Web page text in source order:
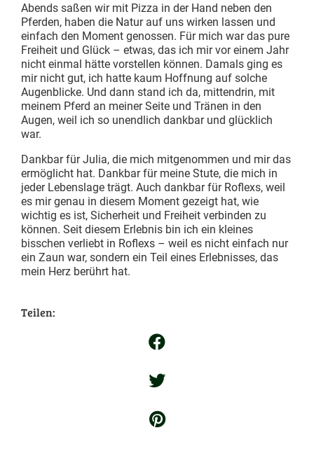
Abends saßen wir mit Pizza in der Hand neben den
Pferden, haben die Natur auf uns wirken lassen und
einfach den Moment genossen. Für mich war das pure
Freiheit und Glück – etwas, das ich mir vor einem Jahr
nicht einmal hätte vorstellen können. Damals ging es
mir nicht gut, ich hatte kaum Hoffnung auf solche
Augenblicke. Und dann stand ich da, mittendrin, mit
meinem Pferd an meiner Seite und Tränen in den
Augen, weil ich so unendlich dankbar und glücklich
war.
Dankbar für Julia, die mich mitgenommen und mir das
ermöglicht hat. Dankbar für meine Stute, die mich in
jeder Lebenslage trägt. Auch dankbar für Roflexs, weil
es mir genau in diesem Moment gezeigt hat, wie
wichtig es ist, Sicherheit und Freiheit verbinden zu
können. Seit diesem Erlebnis bin ich ein kleines
bisschen verliebt in Roflexs – weil es nicht einfach nur
ein Zaun war, sondern ein Teil eines Erlebnisses, das
mein Herz berührt hat.
Teilen: